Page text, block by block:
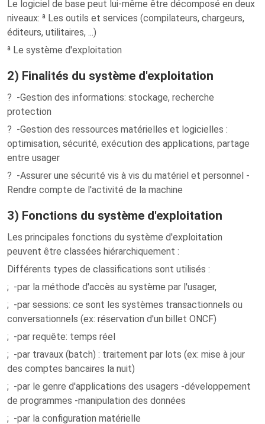
Le logiciel de base peut lui-même être décomposé en deux
niveaux: ª Les outils et services (compilateurs, chargeurs,
éditeurs, utilitaires, ...)
ª Le système d'exploitation
2) Finalités du système d'exploitation
? -Gestion des informations: stockage, recherche
protection
? -Gestion des ressources matérielles et logicielles :
optimisation, sécurité, exécution des applications, partage
entre usager
? -Assurer une sécurité vis à vis du matériel et personnel -
Rendre compte de l'activité de la machine
3) Fonctions du système d'exploitation
Les principales fonctions du système d'exploitation
peuvent être classées hiérarchiquement :
Différents types de classifications sont utilisés :
; -par la méthode d'accès au système par l'usager,
; -par sessions: ce sont les systèmes transactionnels ou
conversationnels (ex: réservation d'un billet ONCF)
; -par requête: temps réel
; -par travaux (batch) : traitement par lots (ex: mise à jour
des comptes bancaires la nuit)
; -par le genre d'applications des usagers -développement
de programmes -manipulation des données
; -par la configuration matérielle